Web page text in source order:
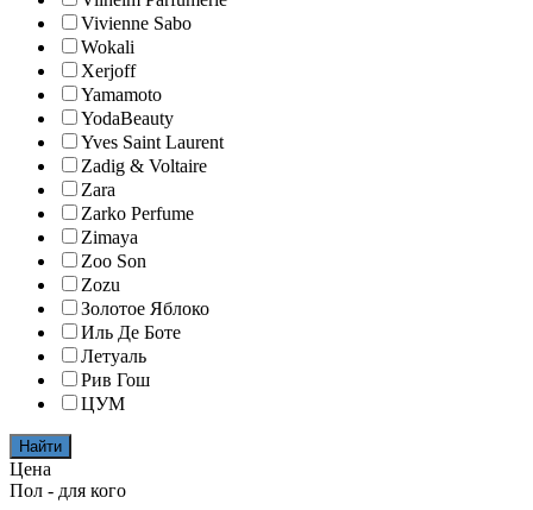
Vivienne Sabo
Wokali
Xerjoff
Yamamoto
YodaBeauty
Yves Saint Laurent
Zadig & Voltaire
Zara
Zarko Perfume
Zimaya
Zoo Son
Zozu
Золотое Яблоко
Иль Де Боте
Летуаль
Рив Гош
ЦУМ
Найти
Цена
Пол - для кого